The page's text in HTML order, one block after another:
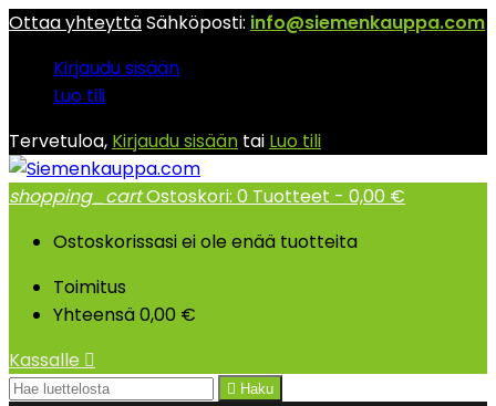
Ottaa yhteyttäSähköposti: info@siemenkauppa.com
Kirjaudu sisään
Luo tili
Tervetuloa, Kirjaudu sisään tai Luo tili
shopping_cartOstoskori: 0 Tuotteet - 0,00 €
Ostoskorissasi ei ole enää tuotteita
Toimitus
Yhteensä0,00 €
Kassalle 
 Haku